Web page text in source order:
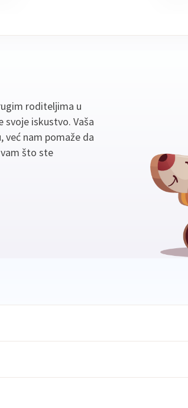
roditeljima u
iskustvo. Vaša
već nam pomaže da
što ste